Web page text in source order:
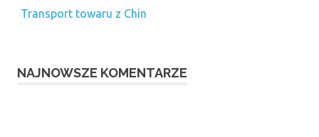
Transport towaru z Chin
NAJNOWSZE KOMENTARZE